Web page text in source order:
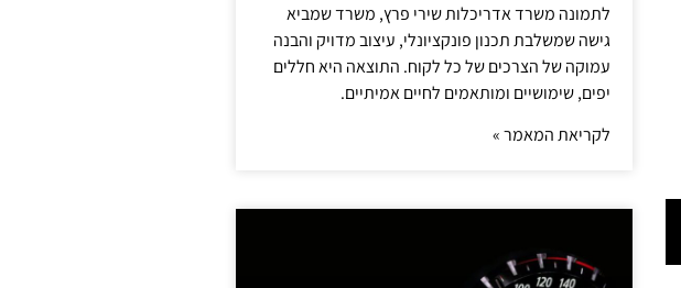
לתמונה משרד אדריכלות שירי פרץ, משרד שמביא
גישה שמשלבת תכנון פונקציונלי, עיצוב מדויק והבנה
עמוקה של הצרכים של כל לקוח. התוצאה היא חללים
יפים, שימושיים ומותאמים לחיים אמיתיים.
לקריאת המאמר »